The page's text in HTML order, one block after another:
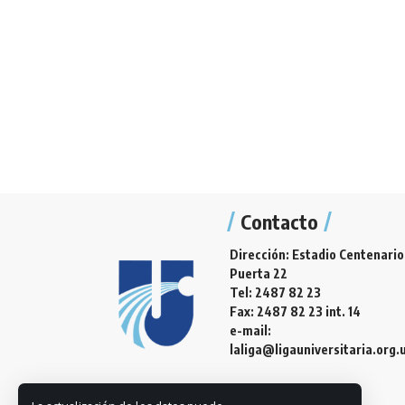
Contacto
Dirección: Estadio Centenario
Puerta 22
Tel: 2487 82 23
Fax: 2487 82 23 int. 14
e-mail: